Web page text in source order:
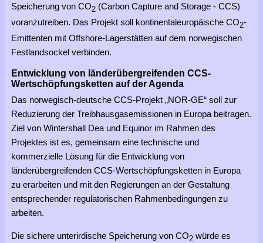
Speicherung von CO2 (Carbon Capture and Storage - CCS)
voranzutreiben. Das Projekt soll kontinentaleuropäische CO2-
Emittenten mit Offshore-Lagerstätten auf dem norwegischen
Festlandsockel verbinden.
Entwicklung von länderübergreifenden CCS-
Wertschöpfungsketten auf der Agenda
Das norwegisch-deutsche CCS-Projekt „NOR-GE“ soll zur
Reduzierung der Treibhausgasemissionen in Europa beitragen.
Ziel von Wintershall Dea und Equinor im Rahmen des
Projektes ist es, gemeinsam eine technische und
kommerzielle Lösung für die Entwicklung von
länderübergreifenden CCS-Wertschöpfungsketten in Europa
zu erarbeiten und mit den Regierungen an der Gestaltung
entsprechender regulatorischen Rahmenbedingungen zu
arbeiten.
Die sichere unterirdische Speicherung von CO2 würde es